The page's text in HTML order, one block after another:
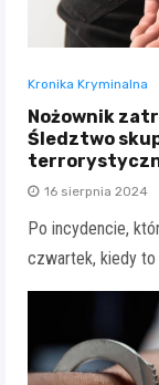
Kronika Kryminalna
Nożownik
Śledztwo
16 sierpnia 2024
Po incydencie,
czwartek, kiedy to